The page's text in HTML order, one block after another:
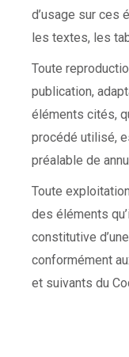
d’usage sur ces
les textes, les
Toute
publication,
éléments cités,
procédé utilisé,
préalable de
Toute
des éléments
constitutive
conformément
et suivants du